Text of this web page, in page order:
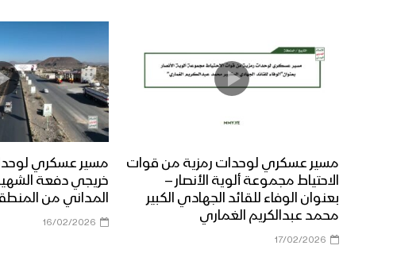
مسير عسكري لوحدات رمزية من قوات
الاحتياط مجموعة ألوية الأنصار –
بعنوان الوفاء للقائد الجهادي الكبير
محمد عبدالكريم الغماري
17/02/2026
مسير عسكري
خريجي دفعة
المداني من
16/02/2026